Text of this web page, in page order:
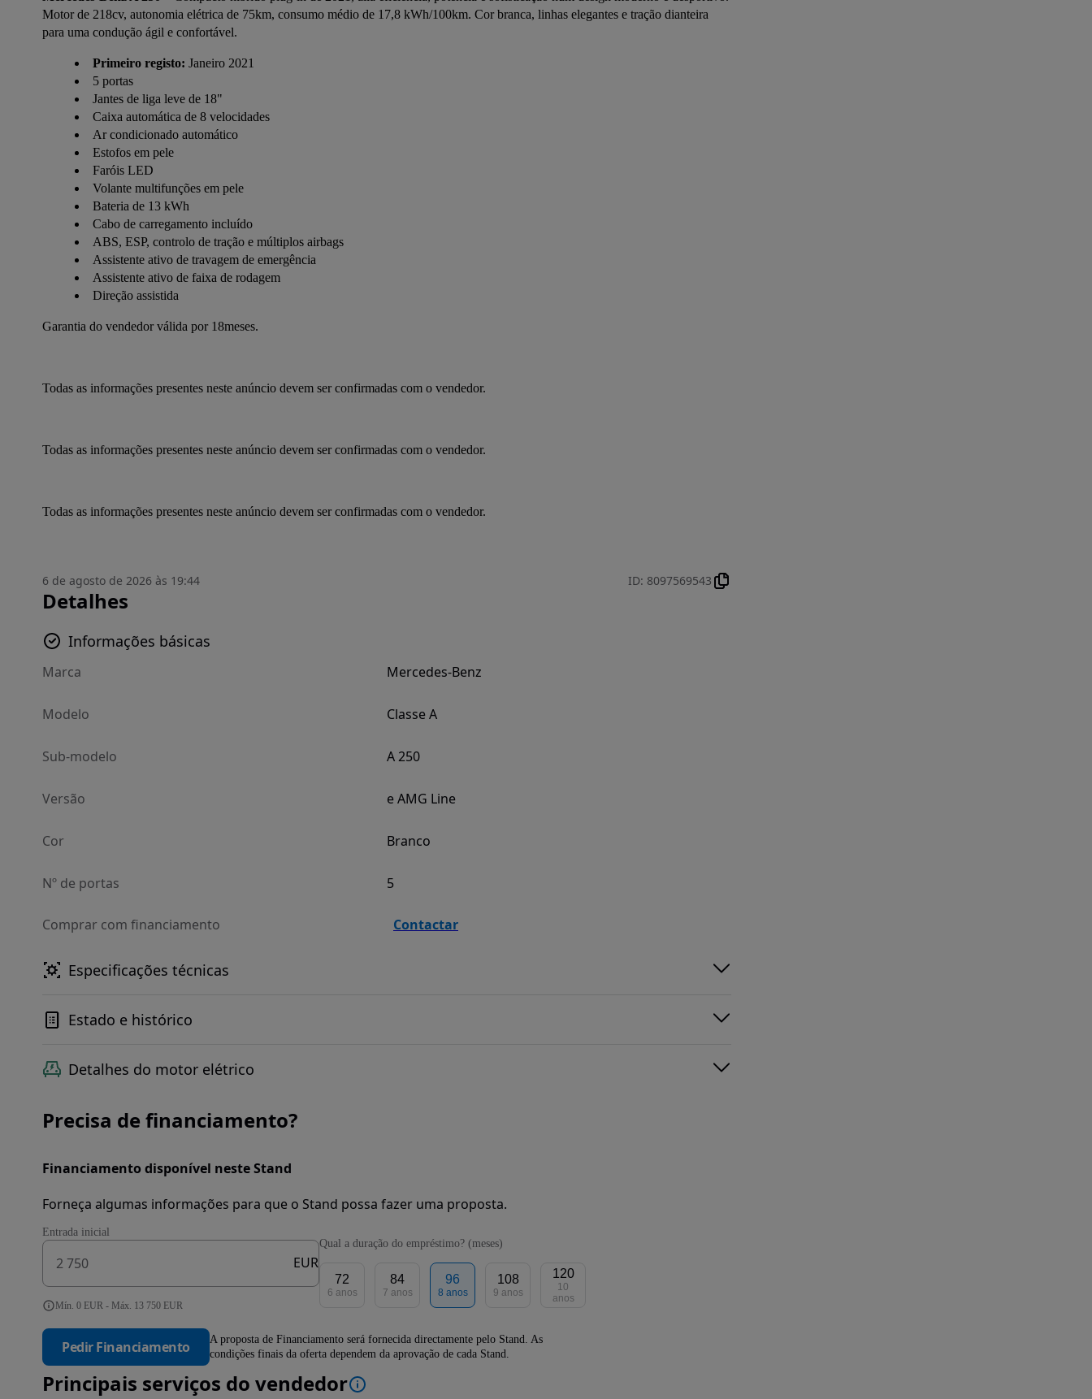
Motor de 218cv, autonomia elétrica de 75km, consumo médio de 17,8 kWh/100km. Cor branca, linhas elegantes e tração dianteira
para uma condução ágil e confortável.
Primeiro registo: Janeiro 2021
5 portas
Jantes de liga leve de 18"
Caixa automática de 8 velocidades
Ar condicionado automático
Estofos em pele
Faróis LED
Volante multifunções em pele
Bateria de 13 kWh
Cabo de carregamento incluído
ABS, ESP, controlo de tração e múltiplos airbags
Assistente ativo de travagem de emergência
Assistente ativo de faixa de rodagem
Direção assistida
Garantia do vendedor válida por 18meses.
Todas as informações presentes neste anúncio devem ser confirmadas com o vendedor.
Todas as informações presentes neste anúncio devem ser confirmadas com o vendedor.
Todas as informações presentes neste anúncio devem ser confirmadas com o vendedor.
6 de agosto de 2026 às 19:44 ID: 8097569543
Detalhes
Informações básicas
Marca Mercedes-Benz
Modelo Classe A
Sub-modelo A 250
Versão e AMG Line
Cor Branco
Nº de portas 5
Comprar com financiamento Contactar
Especificações técnicas
Estado e histórico
Detalhes do motor elétrico
Precisa de financiamento?
Financiamento disponível neste Stand
Forneça algumas informações para que o Stand possa fazer uma proposta.
Entrada inicial
EUR
Mín. 0 EUR - Máx. 13 750 EUR
Qual a duração do empréstimo? (meses)
72
6 anos
84
7 anos
96
8 anos
108
9 anos
120
10
anos
Pedir Financiamento
A proposta de Financiamento será fornecida directamente pelo Stand. As
condições finais da oferta dependem da aprovação de cada Stand.
Principais serviços do vendedor